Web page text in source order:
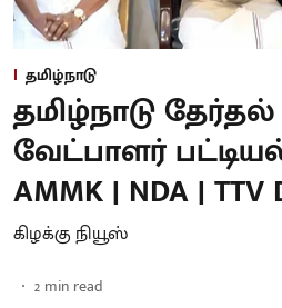
தமிழ்நாடு
தமிழ்நாடு
வேட்பாளர்
AMMK | NDA |
கிழக்கு நியூஸ்
2 min read